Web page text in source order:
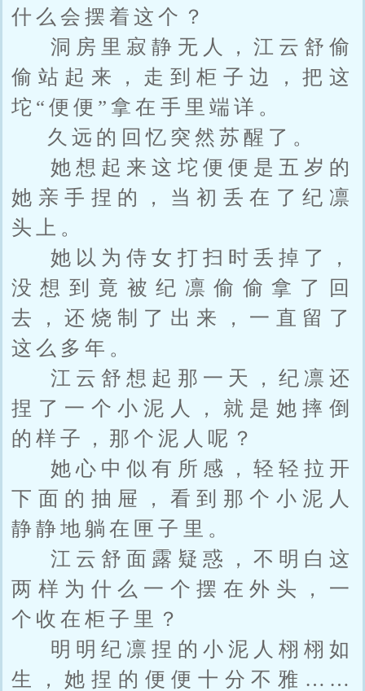
什么会摆着这个？
洞房里寂静无人，江云舒偷
偷站起来，走到柜子边，把这
坨“便便”拿在手里端详。
久远的回忆突然苏醒了。
她想起来这坨便便是五岁的
她亲手捏的，当初丢在了纪凛
头上。
她以为侍女打扫时丢掉了，
没想到竟被纪凛偷偷拿了回
去，还烧制了出来，一直留了
这么多年。
江云舒想起那一天，纪凛还
捏了一个小泥人，就是她摔倒
的样子，那个泥人呢？
她心中似有所感，轻轻拉开
下面的抽屉，看到那个小泥人
静静地躺在匣子里。
江云舒面露疑惑，不明白这
两样为什么一个摆在外头，一
个收在柜子里？
明明纪凛捏的小泥人栩栩如
生，她捏的便便十分不雅……